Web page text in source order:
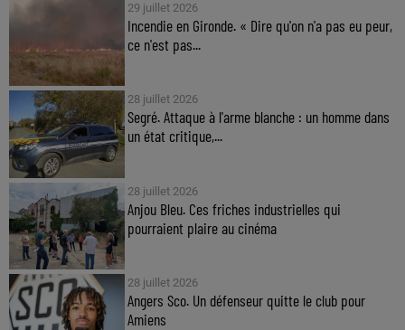
29 juillet 2026
Incendie en Gironde. « Dire qu'on n'a pas eu peur,
ce n'est pas...
28 juillet 2026
Segré. Attaque à l'arme blanche : un homme dans
un état critique,...
28 juillet 2026
Anjou Bleu. Ces friches industrielles qui
pourraient plaire au cinéma
28 juillet 2026
Angers Sco. Un défenseur quitte le club pour
Amiens